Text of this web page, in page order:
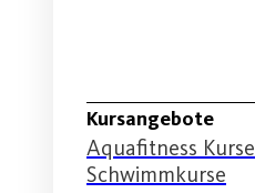
Kursangebote
Aquafitness Kurse
Schwimmkurse